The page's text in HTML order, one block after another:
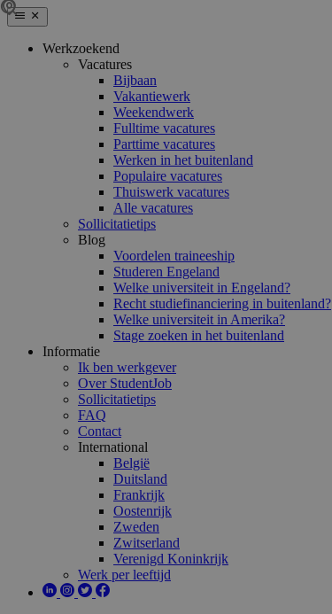
Werkzoekend
Vacatures
Bijbaan
Vakantiewerk
Weekendwerk
Fulltime vacatures
Parttime vacatures
Werken in het buitenland
Populaire vacatures
Thuiswerk vacatures
Alle vacatures
Sollicitatietips
Blog
Voordelen traineeship
Studeren Engeland
Welke universiteit in Engeland?
Recht studiefinanciering in buitenland?
Welke universiteit in Amerika?
Stage zoeken in het buitenland
Informatie
Ik ben werkgever
Over StudentJob
Sollicitatietips
FAQ
Contact
International
België
Duitsland
Frankrijk
Oostenrijk
Zweden
Zwitserland
Verenigd Koninkrijk
Werk per leeftijd